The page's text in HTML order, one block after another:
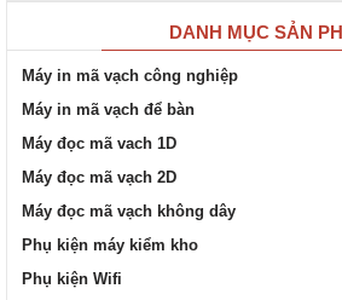
DANH MỤC SẢN
Máy in mã vạch công nghiệp
Máy in mã vạch để bàn
Máy đọc mã vach 1D
Máy đọc mã vạch 2D
Máy đọc mã vạch không dây
Phụ kiện máy kiểm kho
Phụ kiện Wifi